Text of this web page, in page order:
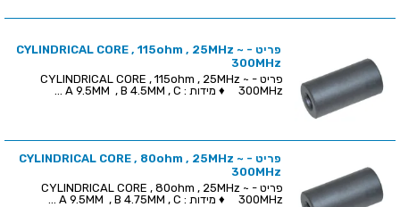
פריט - CYLINDRICAL CORE , 115ohm , 25MHz ~
300MHz
פריט - CYLINDRICAL CORE , 115ohm , 25MHz ~
300MHz ♦ מידות : A 9.5MM , B 4.5MM , C ...
פריט - CYLINDRICAL CORE , 80ohm , 25MHz ~
300MHz
פריט - CYLINDRICAL CORE , 80ohm , 25MHz ~
300MHz ♦ מידות : A 9.5MM , B 4.75MM , C ...